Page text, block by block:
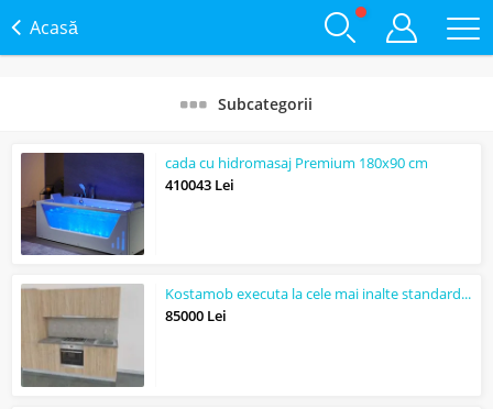
Acasă
Subcategorii
cada cu hidromasaj Premium 180x90 cm
410043 Lei
Kostamob executa la cele mai inalte standarde de calitate mobila la comanda. www...
85000 Lei